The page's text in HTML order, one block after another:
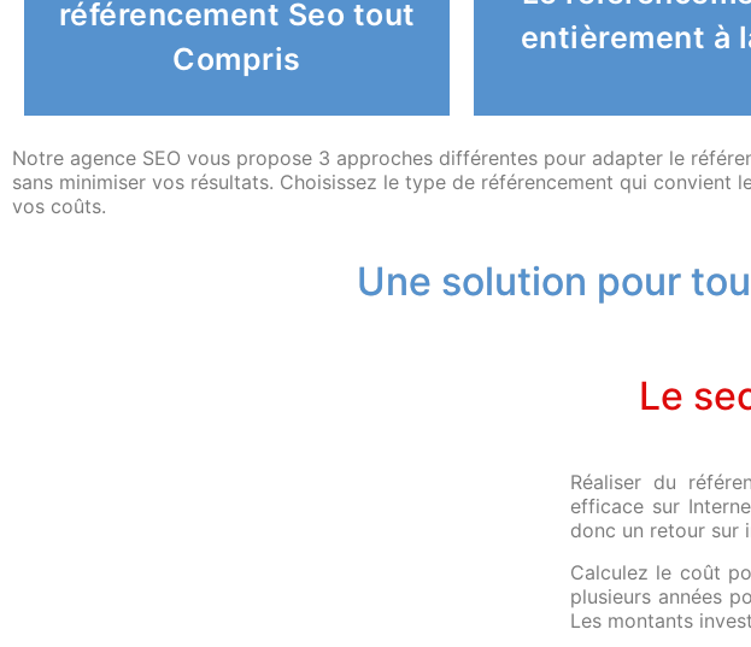
référencement Seo tout
Compris
Nos experts Seo prennent toute
votre stratégie marketing digital
entièrement à
nos spécialistes
uniquement les
Notre agence SEO vous propose 3 approches différentes pour adapter le
sans minimiser vos résultats. Choisissez le type de référencement qui convient
vos coûts.
Une solution pour
Le
Réaliser du
efficace sur
donc un retour sur
Calculez le coût
plusieurs années
Les montants